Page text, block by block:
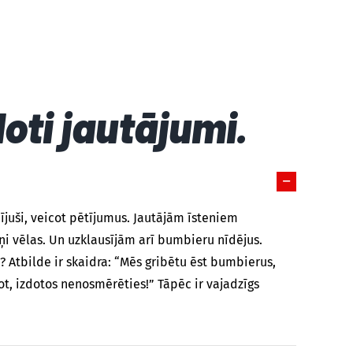
jautājumi.
veicot pētījumus. Jautājām īsteniem
vēlas. Un uzklausījām arī bumbieru nīdējus.
Atbilde ir skaidra: “Mēs gribētu ēst bumbierus,
izdotos nenosmērēties!” Tāpēc ir vajadzīgs